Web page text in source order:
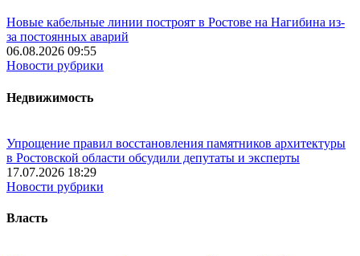
Новые кабельные линии построят в Ростове на Нагибина из-
за постоянных аварий
06.08.2026 09:55
Новости рубрики
Недвижимость
Упрощение правил восстановления памятников архитектуры
в Ростовской области обсудили депутаты и эксперты
17.07.2026 18:29
Новости рубрики
Власть